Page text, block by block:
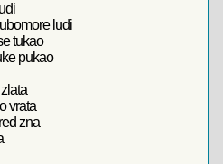
ludi
tukao
pukao
vrata
zna